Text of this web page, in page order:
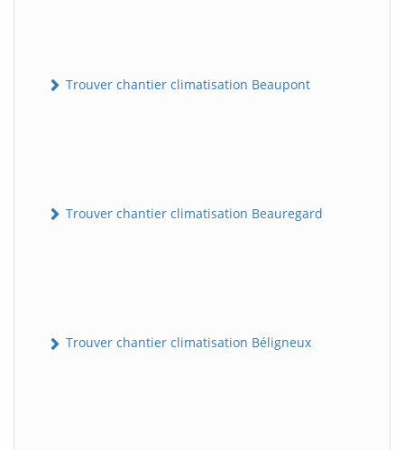
Trouver chantier climatisation Beaupont
Trouver chantier climatisation Beauregard
Trouver chantier climatisation Béligneux